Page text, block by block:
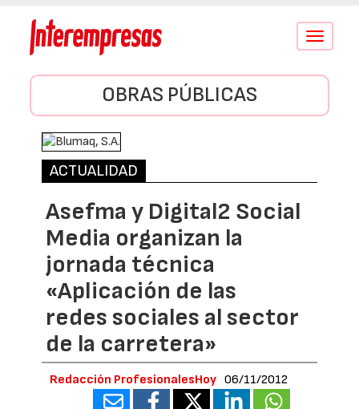
Conmutar
OBRAS PÚBLICAS
ACTUALIDAD
Asefma y Digital2 Social
Media organizan la
jornada técnica
«Aplicación de las
redes sociales al sector
de la carretera»
Redacción ProfesionalesHoy 06/11/2012